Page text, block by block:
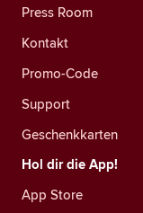
Press Room
Kontakt
Promo-Code
Support
Geschenkkarten
Hol dir die App!
App Store